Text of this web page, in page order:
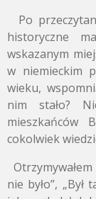
Po
historyczne
wskazanym
w niemieckim
wieku,
nim stało?
mieszkańców
cokolwiek
nie było”,